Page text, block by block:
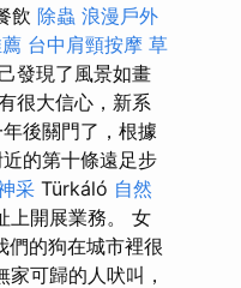
飲 除蟲 浪漫戶外
台中肩頸按摩 草
發現了風景如畫
很大信心，新系
後關門了，根據
的第十條遠足步
采 Türkáló 自然
上開展業務。 女
們的狗在城市裡很
可歸的人吠叫，